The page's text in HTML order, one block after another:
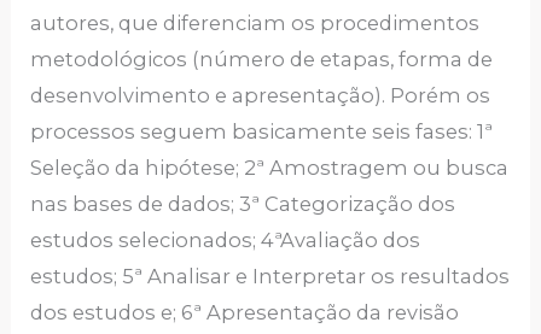
autores, que diferenciam os procedimentos
metodológicos (número de etapas, forma de
desenvolvimento e apresentação). Porém os
processos seguem basicamente seis fases: 1ª
Seleção da hipótese; 2ª Amostragem ou busca
nas bases de dados; 3ª Categorização dos
estudos selecionados; 4ªAvaliação dos
estudos; 5ª Analisar e Interpretar os resultados
dos estudos e; 6ª Apresentação da revisão